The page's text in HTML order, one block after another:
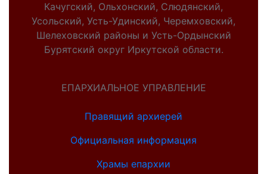
Качугский, Ольхонский, Слюдянский,
Усольский, Усть-Удинский, Черемховский,
Шелеховский районы и Усть-Ордынский
Бурятский округ Иркутской области.
ЕПАРХИАЛЬНОЕ УПРАВЛЕНИЕ
Правящий архиерей
Официальная информация
Храмы епархии